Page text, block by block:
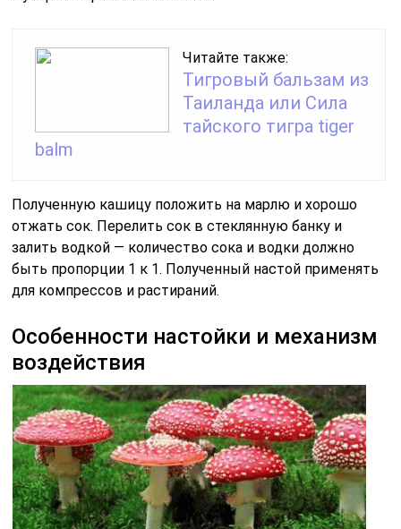
Читайте также:
Тигровый бальзам из
Таиланда или Сила
тайского тигра tiger
balm
Полученную кашицу положить на марлю и хорошо
отжать сок. Перелить сок в стеклянную банку и
залить водкой — количество сока и водки должно
быть пропорции 1 к 1. Полученный настой применять
для компрессов и растираний.
Особенности настойки и механизм
воздействия